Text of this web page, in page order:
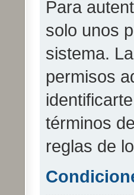
Para
solo unos
sistema.
permisos
términos
reglas de